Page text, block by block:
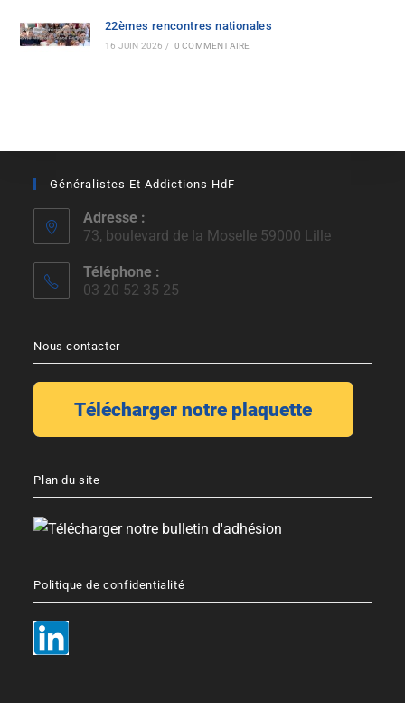
22èmes rencontres nationales
16 JUIN 2026 / 0 COMMENTAIRE
Généralistes Et Addictions HdF
Adresse :
73, boulevard de la Moselle 59000 Lille
Téléphone :
03 20 52 35 25
Nous contacter
Plan du site
Politique de confidentialité